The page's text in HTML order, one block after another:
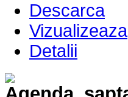
Descarca
Vizualizeaza
Detalii